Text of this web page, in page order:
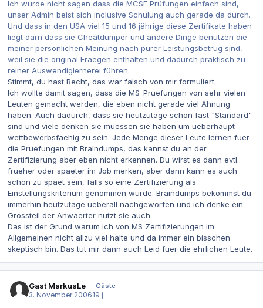
Ich würde nicht sagen dass die MCSE Prüfungen einfach sind,
unser Admin beist sich inclusive Schulung auch gerade da durch.
Und dass in den USA viel 15 und 16 jährige diese Zertifikate haben
liegt darn dass sie Cheatdumper und andere Dinge benutzen die
meiner persönlichen Meinung nach purer Leistungsbetrug sind,
weil sie die original Fraegen enthalten und dadurch praktisch zu
reiner Auswendiglernerei führen.
Stimmt, du hast Recht, das war falsch von mir formuliert.
Ich wollte damit sagen, dass die MS-Pruefungen von sehr vielen
Leuten gemacht werden, die eben nicht gerade viel Ahnung
haben. Auch dadurch, dass sie heutzutage schon fast "Standard"
sind und viele denken sie muessen sie haben um ueberhaupt
wettbewerbsfaehig zu sein. Jede Menge dieser Leute lernen fuer
die Pruefungen mit Braindumps, das kannst du an der
Zertifizierung aber eben nicht erkennen. Du wirst es dann evtl.
frueher oder spaeter im Job merken, aber dann kann es auch
schon zu spaet sein, falls so eine Zertifizierung als
Einstellungskriterium genommen wurde. Braindumps bekommst du
immerhin heutzutage ueberall nachgeworfen und ich denke ein
Grossteil der Anwaerter nutzt sie auch.
Das ist der Grund warum ich von MS Zertifizierungen im
Allgemeinen nicht allzu viel halte und da immer ein bisschen
skeptisch bin. Das tut mir dann auch Leid fuer die ehrlichen Leute.
Gast MarkusLe
Gäste
3. November 200619 j